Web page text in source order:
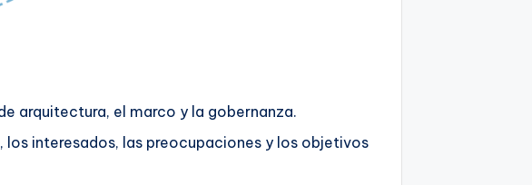
arquitectura, el marco y la gobernanza.
los interesados, las preocupaciones y los objetivos